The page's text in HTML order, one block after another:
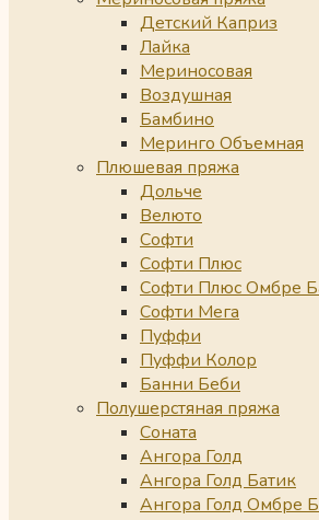
Детский Каприз
Лайка
Мериносовая
Воздушная
Бамбино
Меринго Объемная
Плюшевая пряжа
Дольче
Велюто
Софти
Софти Плюс
Софти Плюс Омбре
Софти Мега
Пуффи
Пуффи Колор
Банни Беби
Полушерстяная пряжа
Соната
Ангора Голд
Ангора Голд Батик
Ангора Голд Омбре